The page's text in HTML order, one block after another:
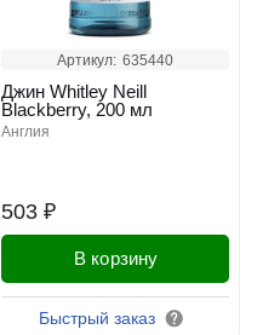
Артикул: 635440
503 ₽
Джин Whitley Neill
Blackberry, 200 мл
англия
В корзину
Быстрый заказ